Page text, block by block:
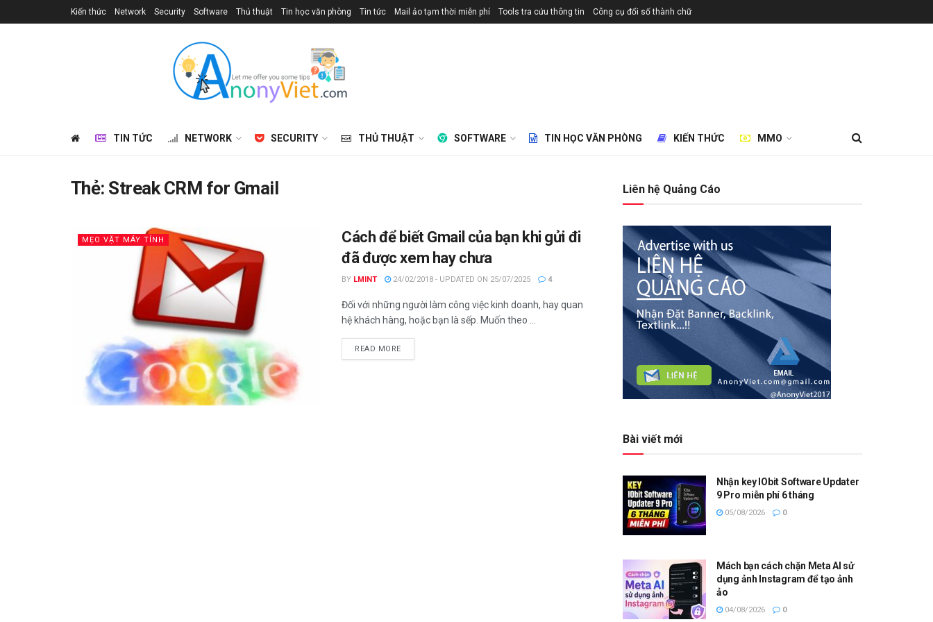
Kiến thức Network Security Software Thủ thuật Tin học văn phòng Tin tức Mail ảo tạm thời miễn phí Tools tra cứu thông tin Công cụ đổi số thành chữ
TIN TỨC NETWORK SECURITY THỦ THUẬT SOFTWARE TIN HỌC VĂN PHÒNG KIẾN THỨC MMO
Thẻ: Streak CRM for Gmail
MẸO VẶT MÁY TÍNH
Cách để biết Gmail của bạn khi gửi đi
đã được xem hay chưa
BY LMINT 24/02/2018 - UPDATED ON 25/07/2025 4
Đối với những người làm công việc kinh doanh, hay quan
hệ khách hàng, hoặc bạn là sếp. Muốn theo ...
READ MOREDETAILS
Liên hệ Quảng Cáo
Bài viết mới
Nhận key IObit Software Updater
9 Pro miễn phí 6 tháng
05/08/2026 0
Mách bạn cách chặn Meta AI sử
dụng ảnh Instagram để tạo ảnh
ảo
04/08/2026 0